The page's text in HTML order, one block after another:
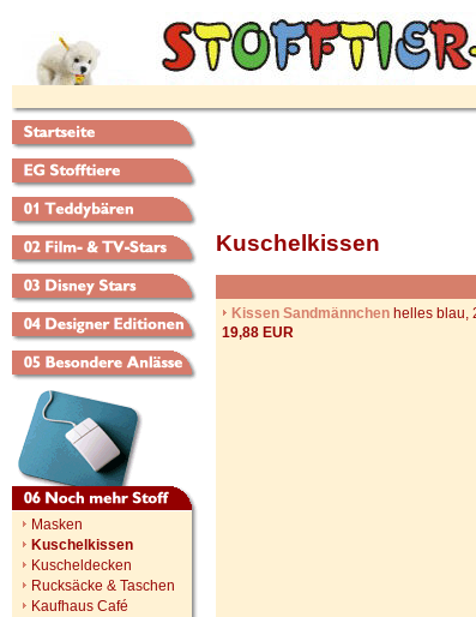
Masken
Kuschelkissen
Kuscheldecken
Rucksäcke & Taschen
Kaufhaus Café
Kuschelkissen
Kissen Sandmännchen helles blau,
19,88 EUR